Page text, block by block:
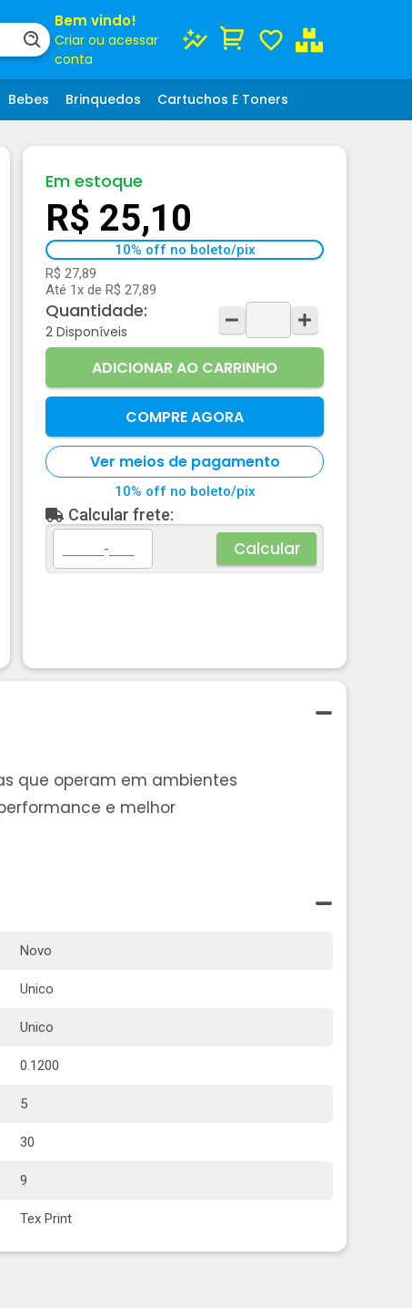
Bem vindo!
Criar ou acessar
conta
Bebes Brinquedos Cartuchos E Toners
Em estoque
R$ 25,10
10% off no boleto/pix
R$ 27,89
Até 1x de R$ 27,89
Quantidade:
2 Disponíveis
ADICIONAR AO CARRINHO
COMPRE AGORA
Ver meios de pagamento
10% off no boleto/pix
Calcular frete:
Calcular
que operam em ambientes
e melhor
Novo
Unico
Unico
0.1200
5
30
9
Tex Print